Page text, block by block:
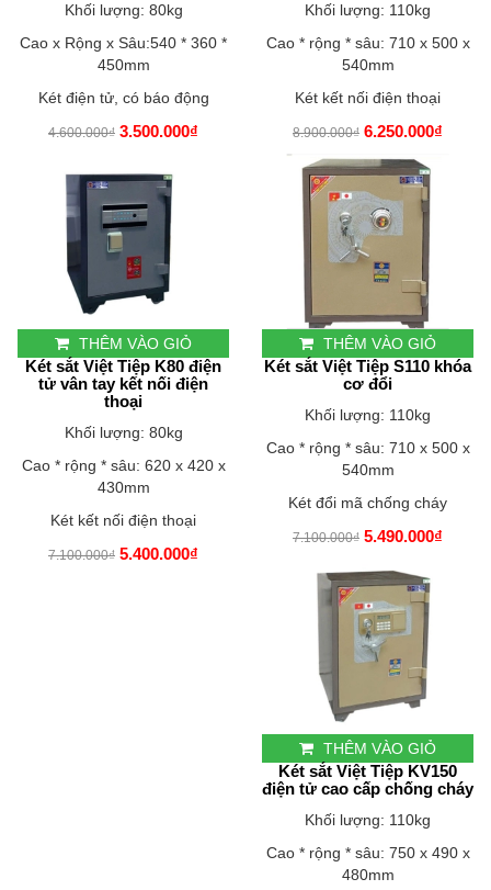
Khối lượng: 80kg
Cao x Rộng x Sâu:540 * 360 *
450mm
Két điện tử, có báo động
4.600.000₫ 3.500.000₫
Khối lượng: 110kg
Cao * rộng * sâu: 710 x 500 x
540mm
Két kết nối điện thoại
8.900.000₫ 6.250.000₫
THÊM VÀO GIỎ
Két sắt Việt Tiệp K80 điện
tử vân tay kết nối điện
thoại
Khối lượng: 80kg
Cao * rộng * sâu: 620 x 420 x
430mm
Két kết nối điện thoại
7.100.000₫ 5.400.000₫
THÊM VÀO GIỎ
Két sắt Việt Tiệp S110 khóa
cơ đổi
Khối lượng: 110kg
Cao * rộng * sâu: 710 x 500 x
540mm
Két đổi mã chống cháy
7.100.000₫ 5.490.000₫
THÊM VÀO GIỎ
Két sắt Việt Tiệp KV150
điện tử cao cấp chống cháy
Khối lượng: 110kg
Cao * rộng * sâu: 750 x 490 x
480mm